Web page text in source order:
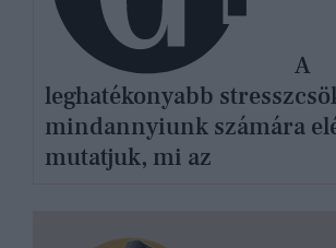
A
leghatékonyabb
mindannyiunk számára
mutatjuk, mi az